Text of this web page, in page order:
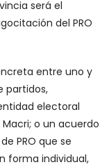
será el
del PRO
entre uno y
partidos,
electoral
o un acuerdo
PRO que se
forma individual,